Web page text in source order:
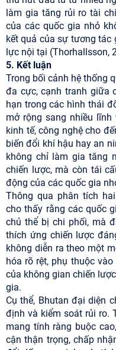
làm gia tăng rủi ro tài
của các quốc gia nhỏ
kết quả của sự tương tác
lực nội tại (Thorhallsson,
5. Kết luận
Trong bối cảnh hệ thống
đa cực, cạnh tranh giữa
hạn trong các hình thái
mở rộng sang nhiều
kinh tế, công nghệ cho
biến đổi khí hậu hay an
không chỉ làm gia tăng
chiến lược, mà còn tái
động của các quốc gia
Thông qua phân tích
cho thấy rằng các quốc
chủ thể bị chi phối, mà
thích ứng chiến lược
không diễn ra theo một
hóa rõ rệt, phụ thuộc
của không gian chiến
gia.
Cụ thể, Bhutan đại diện
định và kiểm soát rủi ro.
mang tính ràng buộc
cận thận trọng, chấp